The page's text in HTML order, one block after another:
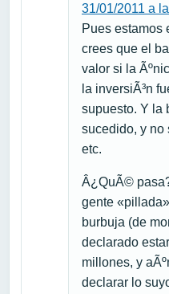
31/01/2011 a
Pues
crees que el
valor si la
la inversiÃ³n
supuesto. Y la
sucedido, y no
etc.
Â¿QuÃ©
gente
burbuja (de
declarado
millones, y
declarar lo